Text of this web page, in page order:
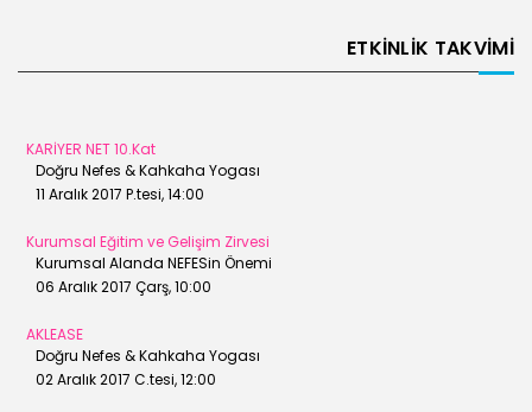
ETKİNLİK TAKVİMİ
KARİYER NET 10.Kat
Doğru Nefes & Kahkaha Yogası
11 Aralık 2017 P.tesi, 14:00
Kurumsal Eğitim ve Gelişim Zirvesi
Kurumsal Alanda NEFESin Önemi
06 Aralık 2017 Çarş, 10:00
AKLEASE
Doğru Nefes & Kahkaha Yogası
02 Aralık 2017 C.tesi, 12:00